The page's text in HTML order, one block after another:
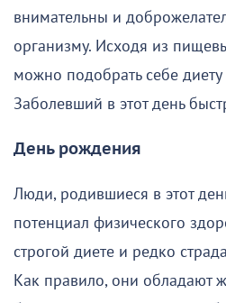
внимательны и
организму. Исходя из
можно подобрать себе диету
Заболевший в этот день
День рождения
Люди, родившиеся в этот
потенциал физического
строгой диете и редко
Как правило, они обладают